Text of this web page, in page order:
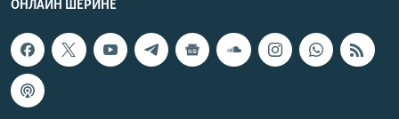
ОНЛАЙН ШЕРИНЕ